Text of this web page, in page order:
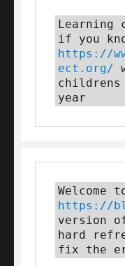
Learning
https://
ect.org/
childrens
year
https://
version
hard
fix the